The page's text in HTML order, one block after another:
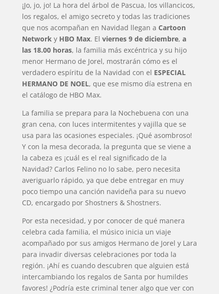
¡Jo, jo, jo! La hora del árbol de Pascua, los villancicos,
los regalos, el amigo secreto y todas las tradiciones
que nos acompañan en Navidad llegan a Cartoon
Networky HBO Max. El viernes 9 de diciembre, a
las 18.00 horas, la familia más excéntrica y su hijo
menor Hermano de Jorel, mostrarán cómo es el
verdadero espíritu de la Navidad con el ESPECIAL
HERMANO DE NOEL, que ese mismo día estrena en
el catálogo de HBO Max.
La familia se prepara para la Nochebuena con una
gran cena, con luces intermitentes y vajilla que se
usa para las ocasiones especiales. ¡Qué asombroso!
Y con la mesa decorada, la pregunta que se viene a
la cabeza es ¡cuál es el real significado de la
Navidad? Carlos Felino no lo sabe, pero necesita
averiguarlo rápido, ya que debe entregar en muy
poco tiempo una canción navideña para su nuevo
CD, encargado por Shostners & Shostners.
Por esta necesidad, y por conocer de qué manera
celebra cada familia, el músico inicia un viaje
acompañado por sus amigos Hermano de Jorel y Lara
para invadir diversas celebraciones por toda la
región. ¡Ahí es cuando descubren que alguien está
intercambiando los regalos de Santa por humildes
favores! ¿Podría este criminal tener algo que ver con